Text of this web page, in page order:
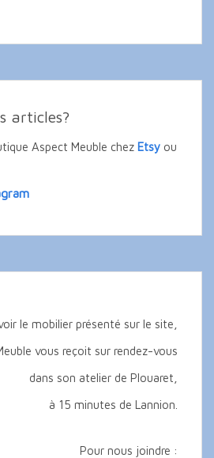
articles?
Aspect Meuble chez Etsy ou
le mobilier présenté sur le site,
vous reçoit sur rendez-vous
dans son atelier de Plouaret,
à 15 minutes de Lannion.
Pour nous joindre :